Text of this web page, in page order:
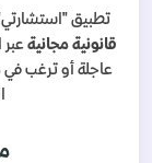
تطبيق
قانونية مجانية عبر
عاجلة أو ترغب في